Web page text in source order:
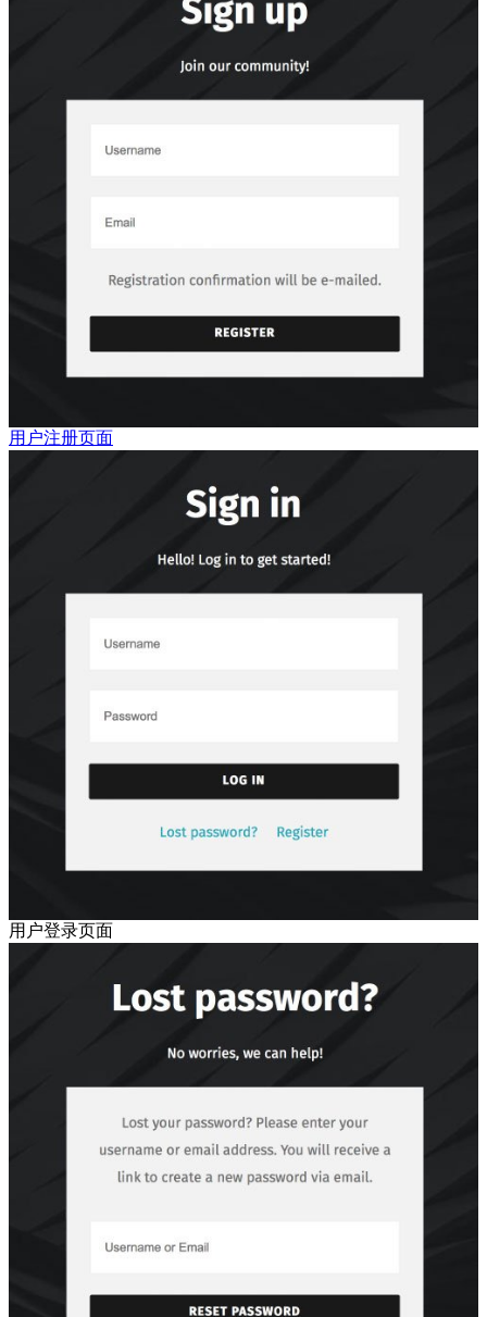
用户注册页面
用户登录页面